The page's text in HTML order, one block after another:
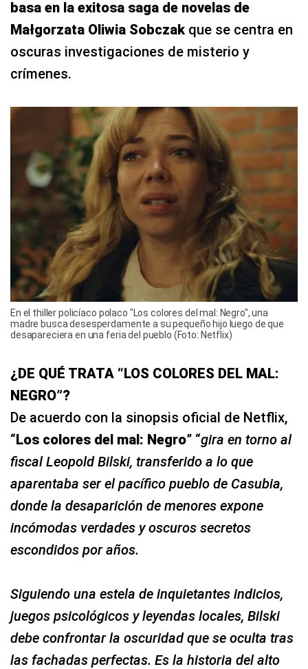
basa en la exitosa saga de novelas de
Małgorzata Oliwia Sobczak que se centra en
oscuras investigaciones de misterio y
crímenes.
En el thiller policíaco polaco "Los colores del mal: Negro", una
madre busca desesperdamente a su pequeño hijo luego de que
desapareciera en una feria del pueblo (Foto: Netflix)
¿DE QUÉ TRATA “LOS COLORES DEL MAL:
NEGRO”?
De acuerdo con la sinopsis oficial de Netflix,
“Los colores del mal: Negro” “gira en torno al
fiscal Leopold Bilski, transferido a lo que
aparentaba ser el pacífico pueblo de Casubia,
donde la desaparición de menores expone
incómodas verdades y oscuros secretos
escondidos por años.
Siguiendo una estela de inquietantes indicios,
juegos psicológicos y leyendas locales, Bilski
debe confrontar la oscuridad que se oculta tras
las fachadas perfectas. Es la historia del alto